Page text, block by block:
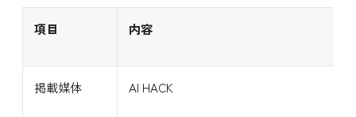
項目 内容
掲載媒体 AI HACK